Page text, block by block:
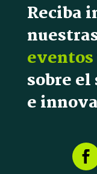
Reciba
sobre
e